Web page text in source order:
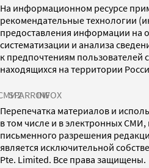
На информационном ресурсе
рекомендательные технологии
предоставления информации на
систематизации и анализа
к предпочтениям пользователей
находящихся на территории
SPARROWINFOX
Перепечатка материалов и
в том числе и в электронных
письменного разрешения
является исключительной
Pte. Limited. Все права защищены.